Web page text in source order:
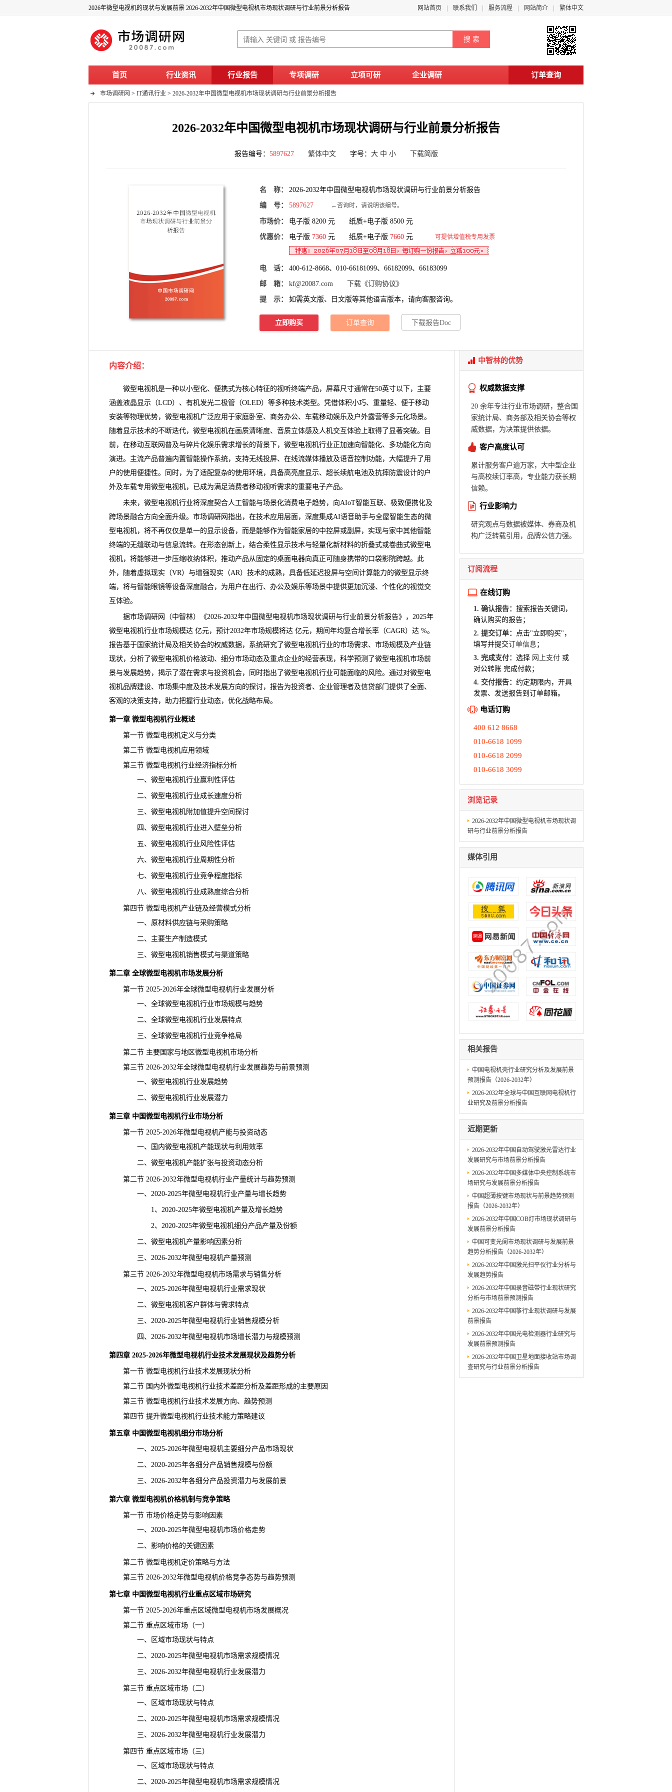
2026年微型电视机的现状与发展前景 2026-2032年中国微型电视机市场现状调研与行业前景分析报告 网站首页 联系我们 服务流程 网站简介 繁体中文
首页 行业资讯 行业报告 专项调研 立项可研 企业调研 订单查询
市场调研网 > IT通讯行业 > 2026-2032年中国微型电视机市场现状调研与行业前景分析报告
2026-2032年中国微型电视机市场现状调研与行业前景分析报告
报告编号： 5897627 繁体中文字号： 大 中 小 下载简版
名 称： 2026-2032年中国微型电视机市场现状调研与行业前景分析报告
编 号： 5897627 ←咨询时，请说明该编号。
市场价： 电子版 8200 元 纸质+电子版 8500 元
优惠价： 电子版 7360 元 纸质+电子版 7660 元 可提供增值税专用发票
电 话： 400-612-8668、010-66181099、66182099、66183099
邮 箱： kf@20087.com 下载《订购协议》
提 示： 如需英文版、日文版等其他语言版本，请向客服咨询。
立即购买 订单查询 下载报告Doc
内容介绍：
微型电视机是一种以小型化、便携式为核心特征的视听终端产品，屏幕尺寸通常在50英寸以下，主要
涵盖液晶显示（LCD）、有机发光二极管（OLED）等多种技术类型。凭借体积小巧、重量轻、便于移动
安装等物理优势，微型电视机广泛应用于家庭卧室、商务办公、车载移动娱乐及户外露营等多元化场景。
随着显示技术的不断迭代，微型电视机在画质清晰度、音质立体感及人机交互体验上取得了显著突破。目
前，在移动互联网普及与碎片化娱乐需求增长的背景下，微型电视机行业正加速向智能化、多功能化方向
演进。主流产品普遍内置智能操作系统，支持无线投屏、在线流媒体播放及语音控制功能，大幅提升了用
户的使用便捷性。同时，为了适配复杂的使用环境，具备高亮度显示、超长续航电池及抗摔防震设计的户
外及车载专用微型电视机，已成为满足消费者移动视听需求的重要电子产品。
未来，微型电视机行业将深度契合人工智能与场景化消费电子趋势，向AIoT智能互联、极致便携化及
跨场景融合方向全面升级。 市场调研网 指出，在技术应用层面，深度集成AI语音助手与全屋智能生态的微
型电视机，将不再仅仅是单一的显示设备，而是能够作为智能家居的中控屏或副屏，实现与家中其他智能
终端的无缝联动与信息流转。在形态创新上，结合柔性显示技术与轻量化新材料的折叠式或卷曲式微型电
视机，将能够进一步压缩收纳体积，推动产品从固定的桌面电器向真正可随身携带的口袋影院跨越。此
外，随着虚拟现实（VR）与增强现实（AR）技术的成熟，具备低延迟投屏与空间计算能力的微型显示终
端，将与智能眼镜等设备深度融合，为用户在出行、办公及娱乐等场景中提供更加沉浸、个性化的视觉交
互体验。
据市场调研网（中智林）《2026-2032年中国微型电视机市场现状调研与行业前景分析报告》，2025年
微型电视机行业市场规模达 亿元，预计2032年市场规模将达 亿元，期间年均复合增长率（CAGR）达 %。
报告基于国家统计局及相关协会的权威数据，系统研究了微型电视机行业的市场需求、市场规模及产业链
现状，分析了微型电视机价格波动、细分市场动态及重点企业的经营表现，科学预测了微型电视机市场前
景与发展趋势，揭示了潜在需求与投资机会，同时指出了微型电视机行业可能面临的风险。通过对微型电
视机品牌建设、市场集中度及技术发展方向的探讨，报告为投资者、企业管理者及信贷部门提供了全面、
客观的决策支持，助力把握行业动态，优化战略布局。
第一章 微型电视机行业概述
第一节 微型电视机定义与分类
第二节 微型电视机应用领域
第三节 微型电视机行业经济指标分析
一、微型电视机行业赢利性评估
二、微型电视机行业成长速度分析
三、微型电视机附加值提升空间探讨
四、微型电视机行业进入壁垒分析
五、微型电视机行业风险性评估
六、微型电视机行业周期性分析
七、微型电视机行业竞争程度指标
八、微型电视机行业成熟度综合分析
第四节 微型电视机产业链及经营模式分析
一、原材料供应链与采购策略
二、主要生产制造模式
三、微型电视机销售模式与渠道策略
第二章 全球微型电视机市场发展分析
第一节 2025-2026年全球微型电视机行业发展分析
一、全球微型电视机行业市场规模与趋势
二、全球微型电视机行业发展特点
三、全球微型电视机行业竞争格局
第二节 主要国家与地区微型电视机市场分析
第三节 2026-2032年全球微型电视机行业发展趋势与前景预测
一、微型电视机行业发展趋势
二、微型电视机行业发展潜力
第三章 中国微型电视机行业市场分析
第一节 2025-2026年微型电视机产能与投资动态
一、国内微型电视机产能现状与利用效率
二、微型电视机产能扩张与投资动态分析
第二节 2026-2032年微型电视机行业产量统计与趋势预测
一、2020-2025年微型电视机行业产量与增长趋势
1、2020-2025年微型电视机产量及增长趋势
2、2020-2025年微型电视机细分产品产量及份额
二、微型电视机产量影响因素分析
三、2026-2032年微型电视机产量预测
第三节 2026-2032年微型电视机市场需求与销售分析
一、2025-2026年微型电视机行业需求现状
二、微型电视机客户群体与需求特点
三、2020-2025年微型电视机行业销售规模分析
四、2026-2032年微型电视机市场增长潜力与规模预测
第四章 2025-2026年微型电视机行业技术发展现状及趋势分析
第一节 微型电视机行业技术发展现状分析
第二节 国内外微型电视机行业技术差距分析及差距形成的主要原因
第三节 微型电视机行业技术发展方向、趋势预测
第四节 提升微型电视机行业技术能力策略建议
第五章 中国微型电视机细分市场分析
一、2025-2026年微型电视机主要细分产品市场现状
二、2020-2025年各细分产品销售规模与份额
三、2026-2032年各细分产品投资潜力与发展前景
第六章 微型电视机价格机制与竞争策略
第一节 市场价格走势与影响因素
一、2020-2025年微型电视机市场价格走势
二、影响价格的关键因素
第二节 微型电视机定价策略与方法
第三节 2026-2032年微型电视机价格竞争态势与趋势预测
第七章 中国微型电视机行业重点区域市场研究
第一节 2025-2026年重点区域微型电视机市场发展概况
第二节 重点区域市场（一）
一、区域市场现状与特点
二、2020-2025年微型电视机市场需求规模情况
三、2026-2032年微型电视机行业发展潜力
第三节 重点区域市场（二）
一、区域市场现状与特点
二、2020-2025年微型电视机市场需求规模情况
三、2026-2032年微型电视机行业发展潜力
第四节 重点区域市场（三）
一、区域市场现状与特点
二、2020-2025年微型电视机市场需求规模情况
中智林的优势
权威数据支撑
20 余年专注行业市场调研，整合国
家统计局、商务部及相关协会等权
威数据，为决策提供依据。
客户高度认可
累计服务客户逾万家，大中型企业
与高校续订率高，专业能力获长期
信赖。
行业影响力
研究观点与数据被媒体、券商及机
构广泛转载引用，品牌公信力强。
订阅流程
在线订购
1. 确认报告： 搜索报告关键词，
确认购买的报告；
2. 提交订单： 点击"立即购买"，
填写并提交订单信息 ；
3. 完成支付： 选择 网上支付 或
对公转账 完成付款；
4. 交付报告： 约定期限内，开具
发票、发送报告到订单邮箱。
电话订购
400 612 8668
010-6618 1099
010-6618 2099
010-6618 3099
浏览记录
2026-2032年中国微型电视机市场现状调
研与行业前景分析报告
媒体引用
相关报告
中国电视机壳行业研究分析及发展前景
预测报告（2026-2032年）
2026-2032年全球与中国互联网电视机行
业研究及前景分析报告
近期更新
2026-2032年中国自动驾驶激光雷达行业
发展研究与市场前景分析报告
2026-2032年中国多媒体中央控制系统市
场研究与发展前景分析报告
中国超薄按键市场现状与前景趋势预测
报告（2026-2032年）
2026-2032年中国COB灯市场现状调研与
发展前景分析报告
中国可变光阑市场现状调研与发展前景
趋势分析报告（2026-2032年）
2026-2032年中国激光扫平仪行业分析与
发展趋势报告
2026-2032年中国录音磁带行业现状研究
分析与市场前景预测报告
2026-2032年中国筝行业现状调研与发展
前景报告
2026-2032年中国光电检测器行业研究与
发展前景预测报告
2026-2032年中国卫星地面接收站市场调
查研究与行业前景分析报告